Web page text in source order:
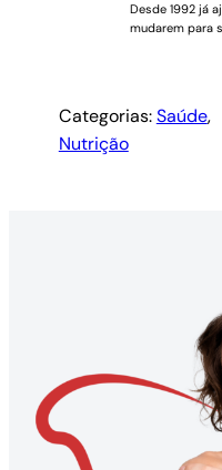
Desde 1992 já
mudarem para
Categorias:Saúde,
Nutrição